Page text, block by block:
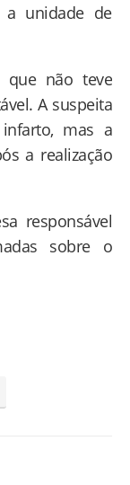
a unidade de
que não teve
A suspeita
mas a
a realização
responsável
sobre o